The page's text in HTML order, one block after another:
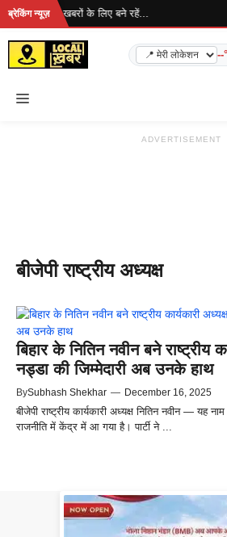
Skip
content
ब्रेकिंग न्यूज़
रहा है... ताज़ा खबरों के लिए बने रहें...
--
Menu
ADVERTISEMENT
बीजेपी राष्ट्रीय अध्यक्ष
बिहार के नितिन नवीन बने राष्ट्रीय
नड्डा की जिम्मेदारी अब उनके हाथ
BySubhash Shekhar — December 16, 2025
बीजेपी राष्ट्रीय कार्यकारी अध्यक्ष नितिन नवीन — यह नाम
राजनीति में केंद्र में आ गया है। पार्टी ने ...